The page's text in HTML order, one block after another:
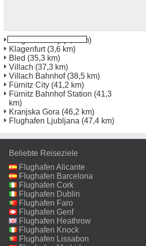
(2,2 km)
Klagenfurt(3,6 km)
Bled (35,3 km)
Villach (37,3 km)
Villach Bahnhof(38,5 km)
Fürnitz City (41,2 km)
Fürnitz Bahnhof Station (41,3
km)
Kranjska Gora (46,2 km)
Flughafen Ljubljana (47,4 km)
Beliebte Reiseziele
Flughafen Alicante
Flughafen Barcelona
Flughafen Cork
Flughafen Dublin
Flughafen Faro
Flughafen Genf
Flughafen Heathrow
Flughafen Knock
Flughafen Lissabon